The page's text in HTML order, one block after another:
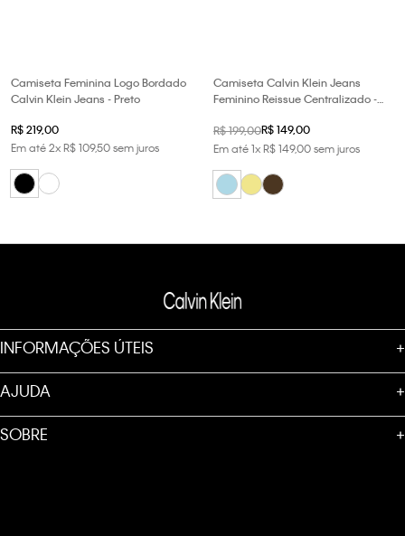
Camiseta Feminina Logo Bordado
Calvin Klein Jeans - Preto
R$219,00
Em até2xR$109,50sem juros
Camiseta Calvin Klein Jeans
Feminino Reissue Centralizado -
R$199,00R$149,00
Em até1xR$149,00sem juros
INFORMAÇÕES ÚTEIS +
AJUDA +
SOBRE +